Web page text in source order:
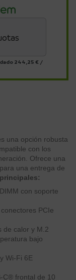
244,25 € /
una opción robusta
con los
Ofrece una
una entrega de
con soporte
PCIe
de calor y M.2
bajo
Wi-Fi 6E
C® frontal de 10